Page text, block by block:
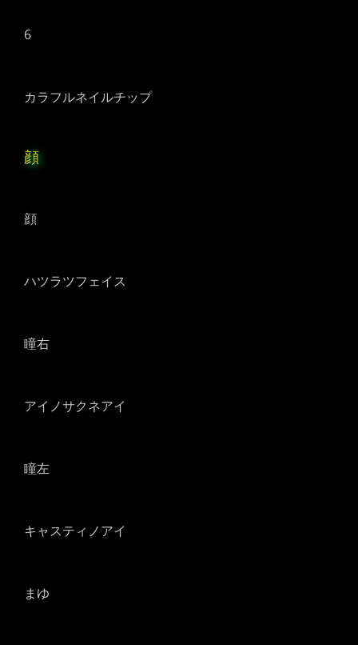
6
カラフルネイルチップ
顔
顔
ハツラツフェイス
瞳右
アイノサクネアイ
瞳左
キャスティノアイ
まゆ